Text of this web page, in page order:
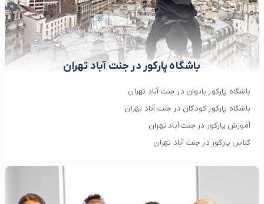
باشگاه پارکور در جنت آباد تهران
باشگاه پارکور بانوان در جنت آباد تهران
باشگاه پارکور کودکان در جنت آباد تهران
آموزش پارکور در جنت آباد تهران
کلاس پارکور در جنت آباد تهران